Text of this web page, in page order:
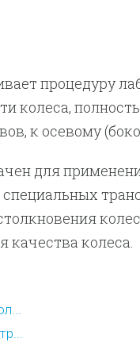
процедуру
колеса,
к осевому
для
качества колеса.